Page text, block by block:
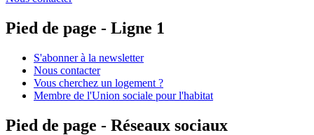
Pied de page - Ligne 1
S'abonner à la newsletter
Nous contacter
Vous cherchez un logement ?
Membre de l'Union sociale pour l'habitat
Pied de page - Réseaux sociaux